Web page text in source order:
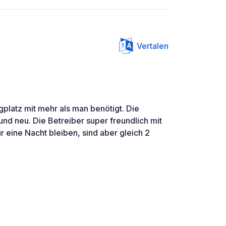
Vertalen
mit mehr als man benötigt. Die
neu. Die Betreiber super freundlich mit
eine Nacht bleiben, sind aber gleich 2